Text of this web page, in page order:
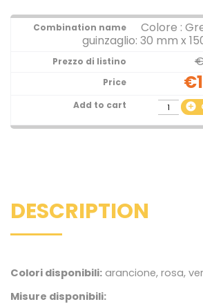
Colore :
guinzaglio: 30 mm x
add_circle
DESCRIPTION
Colori disponibili: arancione, rosa,
Misure disponibili: